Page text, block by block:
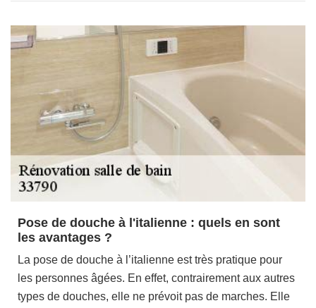
Pose de douche à l'italienne : quels en sont
les avantages ?
La pose de douche à l’italienne est très pratique pour
les personnes âgées. En effet, contrairement aux autres
types de douches, elle ne prévoit pas de marches. Elle